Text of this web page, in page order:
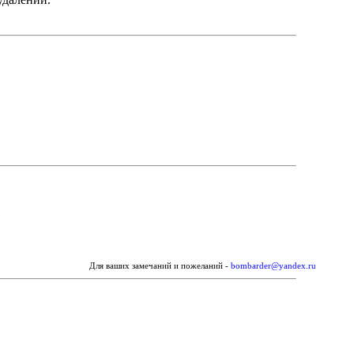
Для ваших замечаний и пожеланий - bombarder@yandex.ru